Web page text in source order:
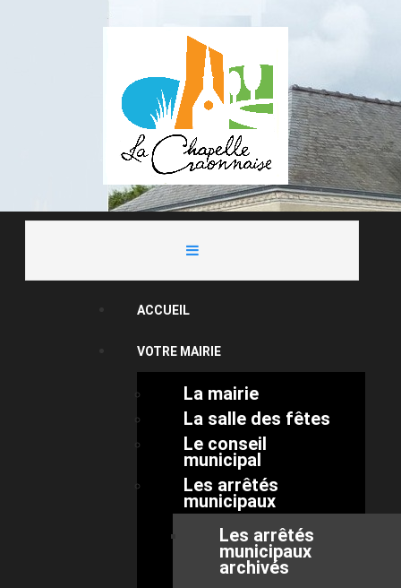
ACCUEIL
VOTRE MAIRIE
La mairie
La salle des fêtes
Le conseil
municipal
Les arrêtés
municipaux
Les arrêtés
municipaux
archivés